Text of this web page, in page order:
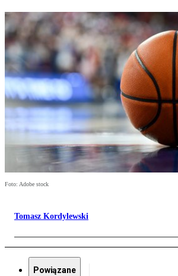
Foto: Adobe stock
Tomasz Kordylewski
Powiązane